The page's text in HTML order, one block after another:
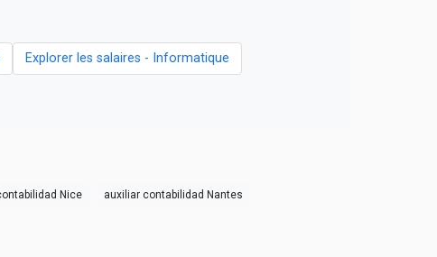
Explorer les salaires - Informatique
Nice auxiliar contabilidad Nantes